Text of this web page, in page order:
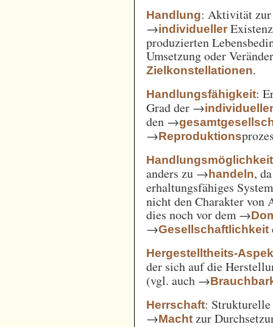
Handlung: Aktivität zur
→individueller
produzierten
Umsetzung oder
Zielkonstellationen.
Handlungsfähigkeit:
Grad der →
den →
→Reproduktions
Handlungsmöglichkeit
anders zu →handeln,
erhaltungsfähiges
nicht den Charakter von
dies noch vor dem →
→Gesellschaftlichkeit
Hergestelltheits-
der sich auf die
(vgl. auch →
Herrschaft: Strukturelle
→Macht zur